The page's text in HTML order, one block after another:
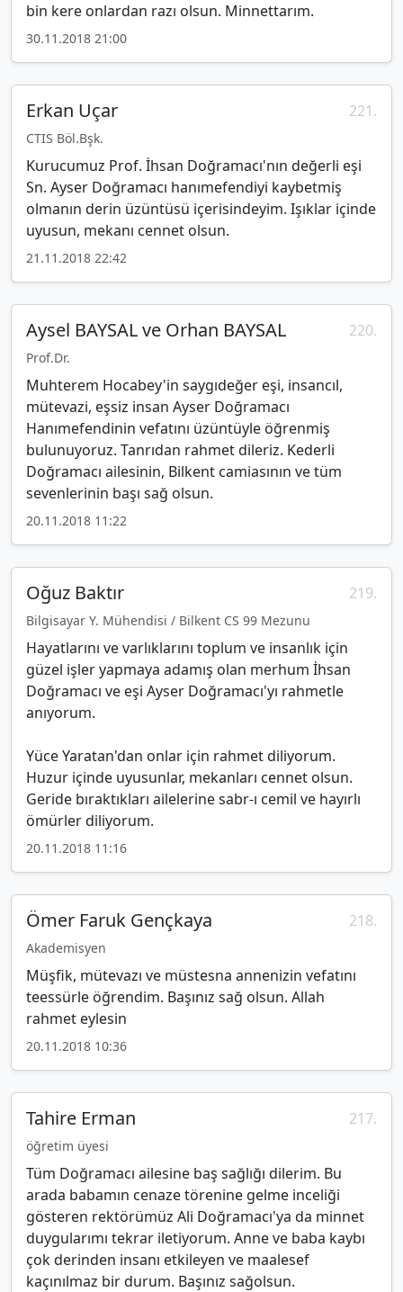
bin kere onlardan razı olsun. Minnettarım.
30.11.2018 21:00
Erkan Uçar
CTIS Böl.Bşk.
221.
Kurucumuz Prof. İhsan Doğramacı'nın değerli eşi
Sn. Ayser Doğramacı hanımefendiyi kaybetmiş
olmanın derin üzüntüsü içerisindeyim. Işıklar içinde
uyusun, mekanı cennet olsun.
21.11.2018 22:42
Aysel BAYSAL ve Orhan BAYSAL
Prof.Dr.
220.
Muhterem Hocabey'in saygıdeğer eşi, insancıl,
mütevazi, eşsiz insan Ayser Doğramacı
Hanımefendinin vefatını üzüntüyle öğrenmiş
bulunuyoruz. Tanrıdan rahmet dileriz. Kederli
Doğramacı ailesinin, Bilkent camiasının ve tüm
sevenlerinin başı sağ olsun.
20.11.2018 11:22
Oğuz Baktır
Bilgisayar Y. Mühendisi / Bilkent CS 99 Mezunu
219.
Hayatlarını ve varlıklarını toplum ve insanlık için
güzel işler yapmaya adamış olan merhum İhsan
Doğramacı ve eşi Ayser Doğramacı'yı rahmetle
anıyorum.
Yüce Yaratan'dan onlar için rahmet diliyorum.
Huzur içinde uyusunlar, mekanları cennet olsun.
Geride bıraktıkları ailelerine sabr-ı cemil ve hayırlı
ömürler diliyorum.
20.11.2018 11:16
Ömer Faruk Gençkaya
Akademisyen
218.
Müşfik, mütevazı ve müstesna annenizin vefatını
teessürle öğrendim. Başınız sağ olsun. Allah
rahmet eylesin
20.11.2018 10:36
Tahire Erman
öğretim üyesi
217.
Tüm Doğramacı ailesine baş sağlığı dilerim. Bu
arada babamın cenaze törenine gelme inceliği
gösteren rektörümüz Ali Doğramacı'ya da minnet
duygularımı tekrar iletiyorum. Anne ve baba kaybı
çok derinden insanı etkileyen ve maalesef
kaçınılmaz bir durum. Başınız sağolsun.